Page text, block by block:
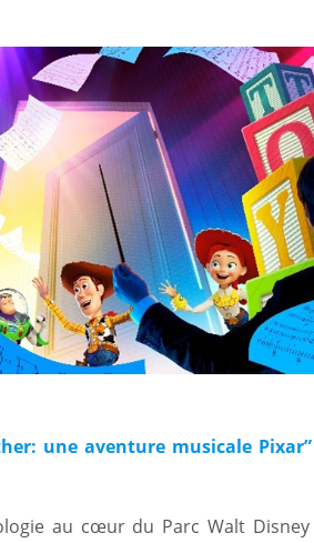
une aventure musicale
au cœur du Parc Walt Disney